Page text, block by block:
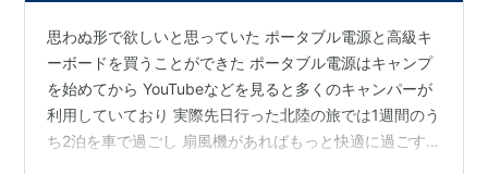
思わぬ形で欲しいと思っていた ポータブル電源と高級キ
ーボードを買うことができた ポータブル電源はキャンプ
を始めてから YouTubeなどを見ると多くのキャンパーが
利用していており 実際先日行った北陸の旅では1週間のう
ち2泊を車で過ごし 扇風機があればもっと快適に過ごす